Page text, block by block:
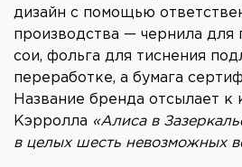
дизайн с помощью
производства — чернила для
сои, фольга для тиснения
переработке, а бумага
Название бренда отсылает к
Кэрролла «Алиса в
в целых шесть невозможных